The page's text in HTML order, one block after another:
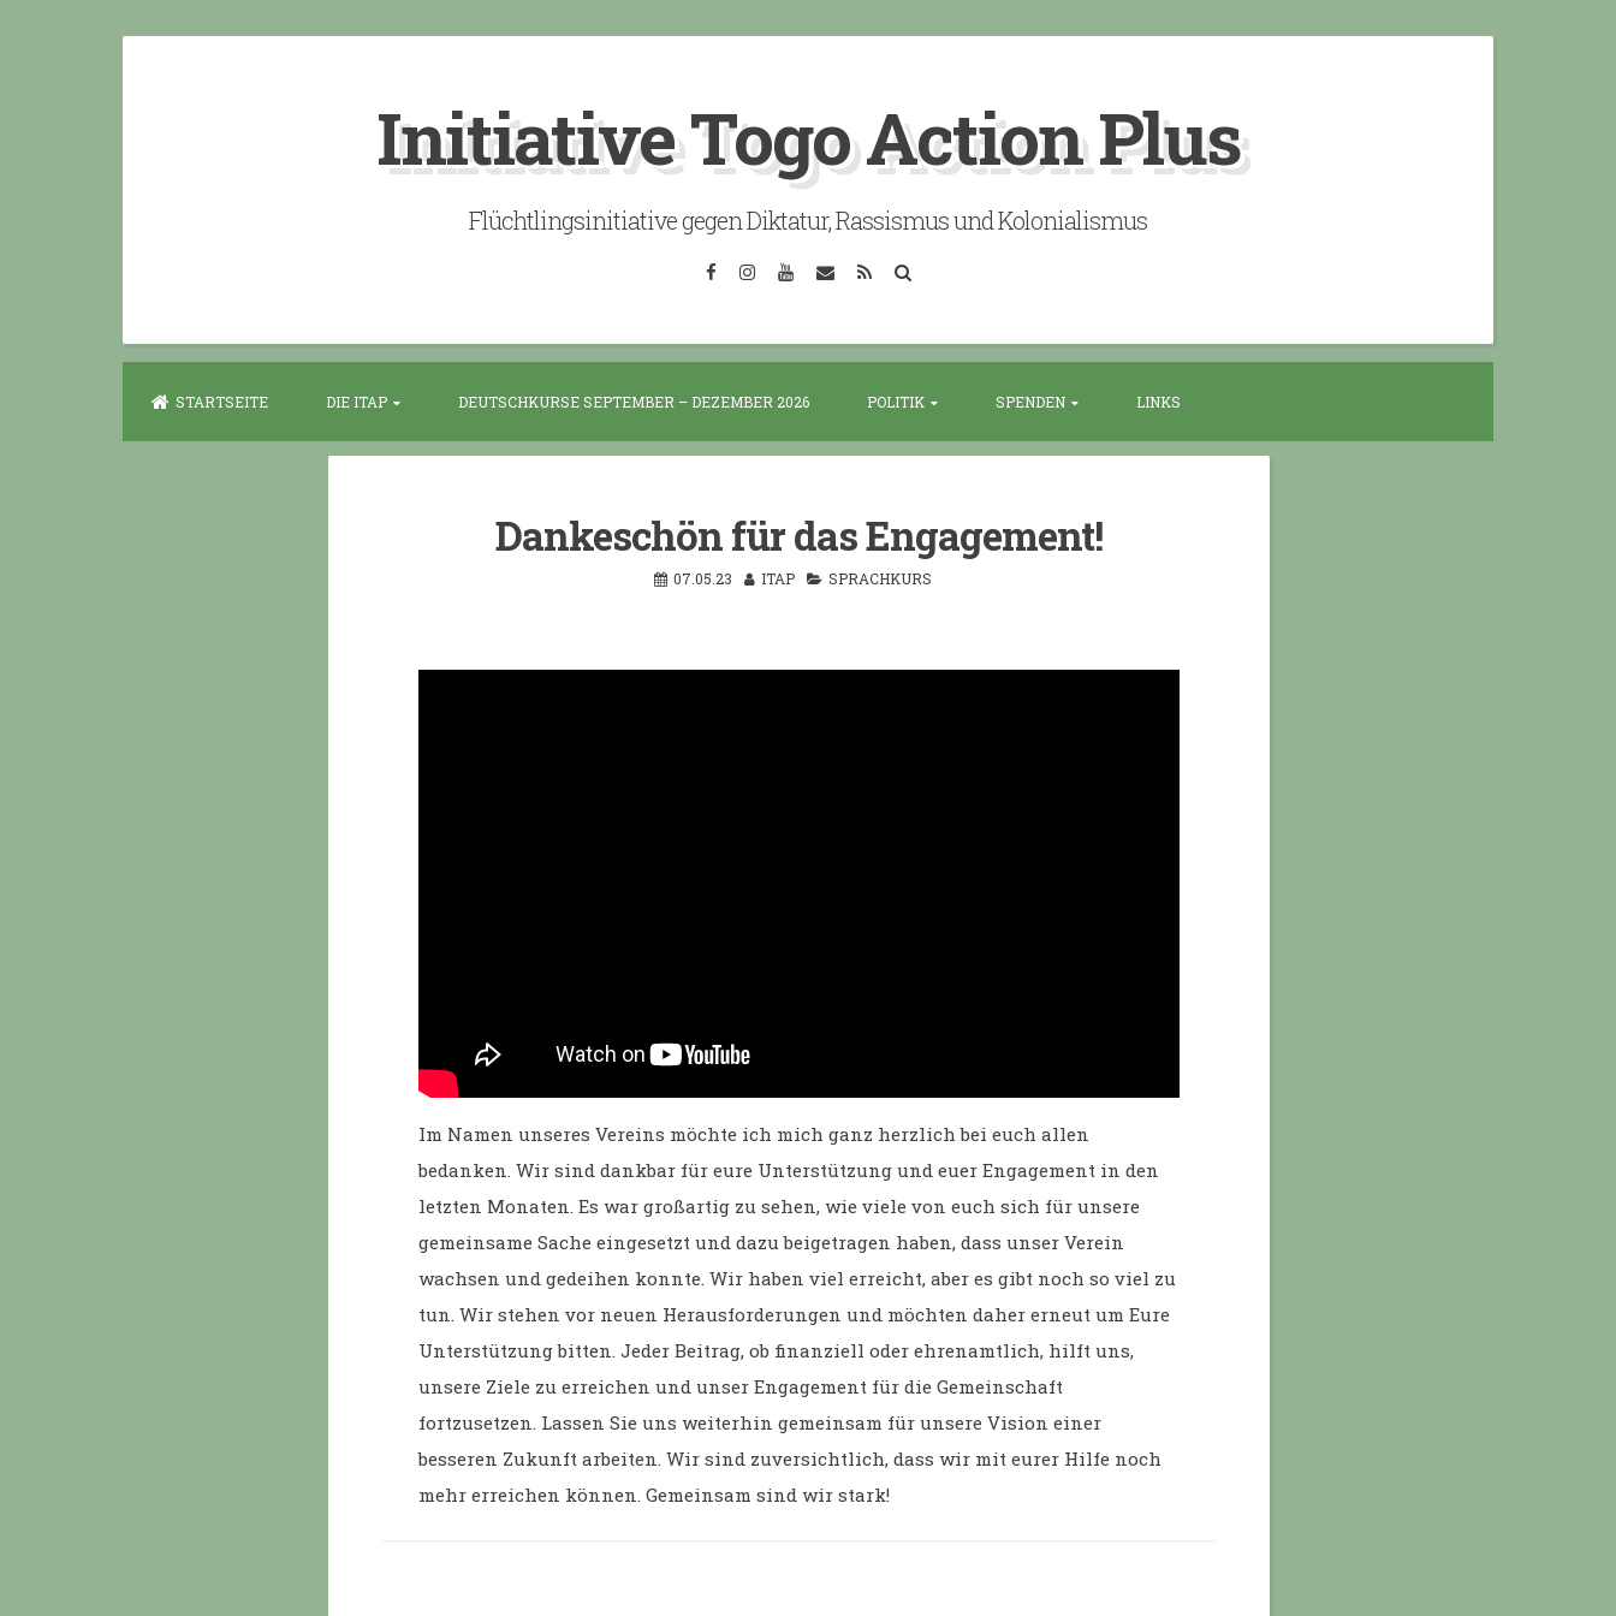
Initiative Togo Action Plus
Flüchtlingsinitiative gegen Diktatur, Rassismus und Kolonialismus
FacebookInstagramYouTube
EmailRSS
STARTSEITE DIE ITAP DEUTSCHKURSE SEPTEMBER – DEZEMBER 2026 POLITIK SPENDEN LINKS
Dankeschön für das Engagement!
07.05.23 ITAP SPRACHKURS
Im Namen unseres Vereins möchte ich mich ganz herzlich bei euch allen
bedanken. Wir sind dankbar für eure Unterstützung und euer Engagement in den
letzten Monaten. Es war großartig zu sehen, wie viele von euch sich für unsere
gemeinsame Sache eingesetzt und dazu beigetragen haben, dass unser Verein
wachsen und gedeihen konnte. Wir haben viel erreicht, aber es gibt noch so viel zu
tun. Wir stehen vor neuen Herausforderungen und möchten daher erneut um Eure
Unterstützung bitten. Jeder Beitrag, ob finanziell oder ehrenamtlich, hilft uns,
unsere Ziele zu erreichen und unser Engagement für die Gemeinschaft
fortzusetzen. Lassen Sie uns weiterhin gemeinsam für unsere Vision einer
besseren Zukunft arbeiten. Wir sind zuversichtlich, dass wir mit eurer Hilfe noch
mehr erreichen können. Gemeinsam sind wir stark!